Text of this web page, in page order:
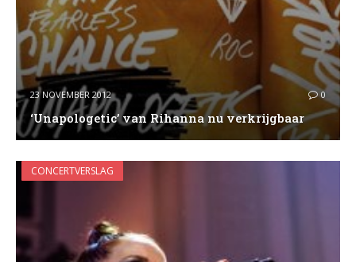
23 NOVEMBER 2012 0
‘Unapologetic’ van Rihanna nu verkrijgbaar
CONCERTVERSLAG